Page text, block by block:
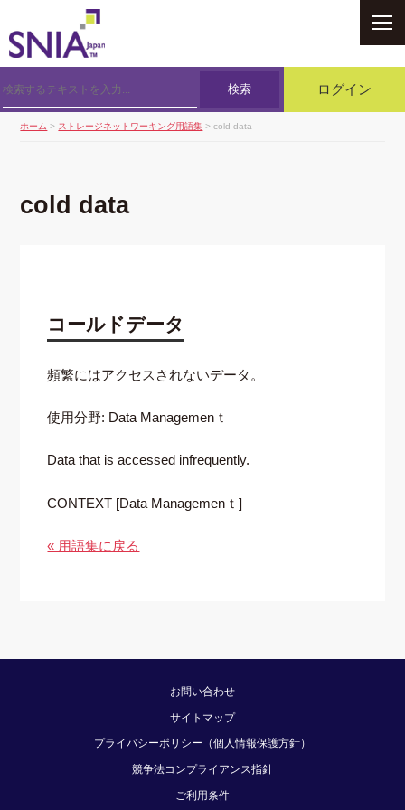
検索 ログイン
ホーム > ストレージネットワーキング用語集 > cold data
cold data
コールドデータ
頻繁にはアクセスされないデータ。
使用分野: Data Managemenｔ
Data that is accessed infrequently.
CONTEXT [Data Managemenｔ]
« 用語集に戻る
お問い合わせ
サイトマップ
プライバシーポリシー（個人情報保護方針）
競争法コンプライアンス指針
ご利用条件